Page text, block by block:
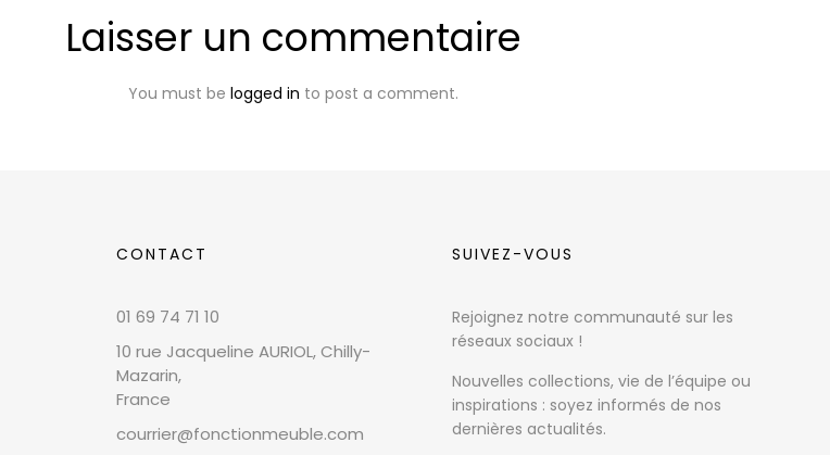
Laisser un commentaire
You must be logged in to post a comment.
CONTACT
01 69 74 71 10
10 rue Jacqueline AURIOL, Chilly-
Mazarin,
France
courrier@fonctionmeuble.com
SUIVEZ-VOUS
Rejoignez notre communauté sur les
réseaux sociaux !
Nouvelles collections, vie de l’équipe ou
inspirations : soyez informés de nos
dernières actualités.